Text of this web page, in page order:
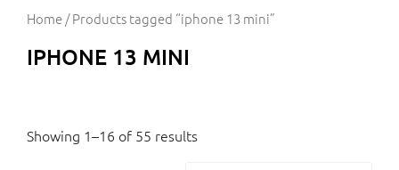
Home/ Products tagged “iphone 13 mini”
IPHONE 13 MINI
Showing 1–16 of 55 results